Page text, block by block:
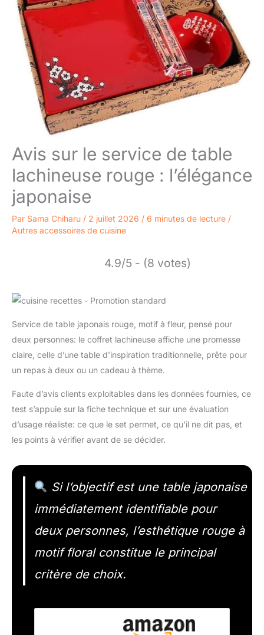
Avis sur le service de table
lachineuse rouge : l’élégance
japonaise
Par Sama Chiharu / 2 juillet 2026 / 6 minutes de lecture /
Autres accessoires de cuisine
4.9/5 - (8 votes)
Service de table japonais rouge, motif à fleur, pensé pour
deux personnes: le coffret lachineuse affiche une promesse
claire, celle d’une table d’inspiration traditionnelle, prête pour
un repas à deux ou un cadeau à thème.
Faute d’avis clients exploitables dans les données fournies, ce
test s’appuie sur la fiche technique et sur une évaluation
d’usage réaliste: ce que le set permet, ce qu’il ne dit pas, et
les points à vérifier avant de se décider.
Si l’objectif est une table japonaise
immédiatement identifiable pour
deux personnes, l’esthétique rouge à
motif floral constitue le principal
critère de choix.